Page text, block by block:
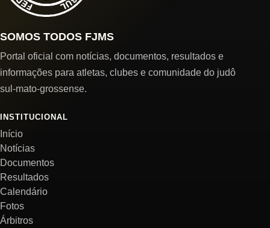
SOMOS TODOS FJMS
Portal oficial com notícias, documentos, resultados e
informações para atletas, clubes e comunidade do judô
sul-mato-grossense.
INSTITUCIONAL
Início
Notícias
Documentos
Resultados
Calendário
Fotos
Árbitros